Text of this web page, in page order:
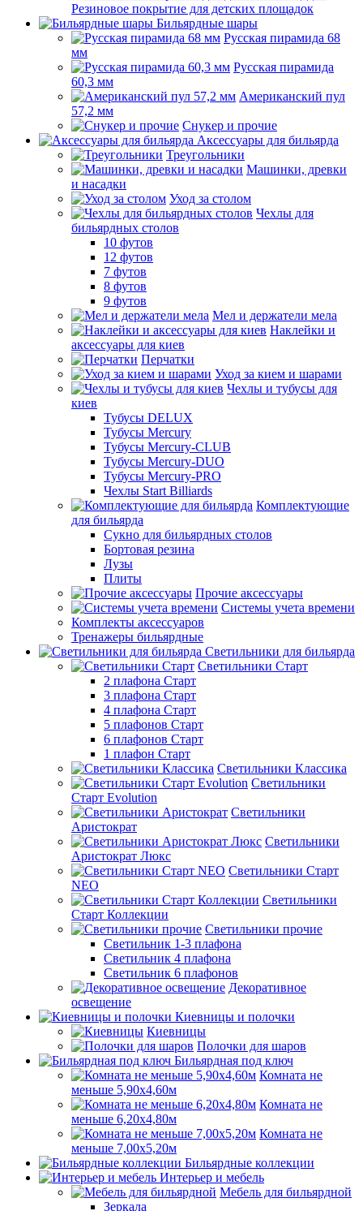
Резиновое покрытие для детских площадок
Бильярдные шары
Русская пирамида 68
мм
Русская пирамида
60,3 мм
Американский пул
57,2 мм
Снукер и прочие
Аксессуары для бильярда
Треугольники
Машинки, древки
и насадки
Уход за столом
Чехлы для
бильярдных столов
10 футов
12 футов
7 футов
8 футов
9 футов
Мел и держатели мела
Наклейки и
аксессуары для киев
Перчатки
Уход за кием и шарами
Чехлы и тубусы для
киев
Тубусы DELUX
Тубусы Mercury
Тубусы Mercury-CLUB
Тубусы Mercury-DUO
Тубусы Mercury-PRO
Чехлы Start Billiards
Комплектующие
для бильярда
Сукно для бильярдных столов
Бортовая резина
Лузы
Плиты
Прочие аксессуары
Системы учета времени
Комплекты аксессуаров
Тренажеры бильярдные
Светильники для бильярда
Светильники Старт
2 плафона Старт
3 плафона Старт
4 плафона Старт
5 плафонов Старт
6 плафонов Старт
1 плафон Старт
Светильники Классика
Светильники
Старт Evolution
Светильники
Аристократ
Светильники
Аристократ Люкс
Светильники Старт
NEO
Светильники
Старт Коллекции
Светильники прочие
Светильник 1-3 плафона
Светильник 4 плафона
Светильник 6 плафонов
Декоративное
освещение
Киевницы и полочки
Киевницы
Полочки для шаров
Бильярдная под ключ
Комната не
меньше 5,90х4,60м
Комната не
меньше 6,20х4,80м
Комната не
меньше 7,00х5,20м
Бильярдные коллекции
Интерьер и мебель
Мебель для бильярдной
Зеркала